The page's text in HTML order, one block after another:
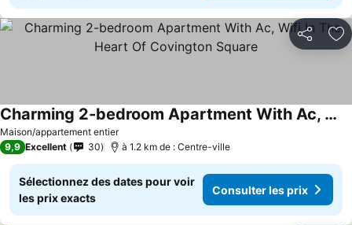
Partager
Maison/appartement entier
Charming 2-bedroom Apartment With Ac, Wifi In The Heart Of Covington Square
Consulter les prix
9,9 Excellent 30 à 1.2 km de : Centre-ville
Sélectionnez des dates pour voir
les prix exacts
Consulter les prix